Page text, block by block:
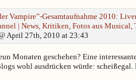
Vampire”-Gesamtaufnahme 2010:
| News, Kritiken, Fotos aus Musical,
April 27th, 2010 at 23:43
Monaten geschehen? Eine
wohl ausdrücken würde: scheißegal.